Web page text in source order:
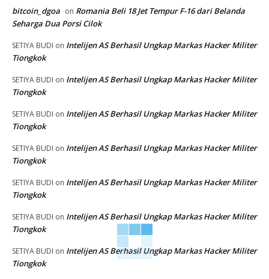
bitcoin_dgoa on Romania Beli 18 Jet Tempur F-16 dari Belanda
Seharga Dua Porsi Cilok
SETIYA BUDI on Intelijen AS Berhasil Ungkap Markas Hacker Militer
Tiongkok
SETIYA BUDI on Intelijen AS Berhasil Ungkap Markas Hacker Militer
Tiongkok
SETIYA BUDI on Intelijen AS Berhasil Ungkap Markas Hacker Militer
Tiongkok
SETIYA BUDI on Intelijen AS Berhasil Ungkap Markas Hacker Militer
Tiongkok
SETIYA BUDI on Intelijen AS Berhasil Ungkap Markas Hacker Militer
Tiongkok
SETIYA BUDI on Intelijen AS Berhasil Ungkap Markas Hacker Militer
Tiongkok
SETIYA BUDI on Intelijen AS Berhasil Ungkap Markas Hacker Militer
Tiongkok